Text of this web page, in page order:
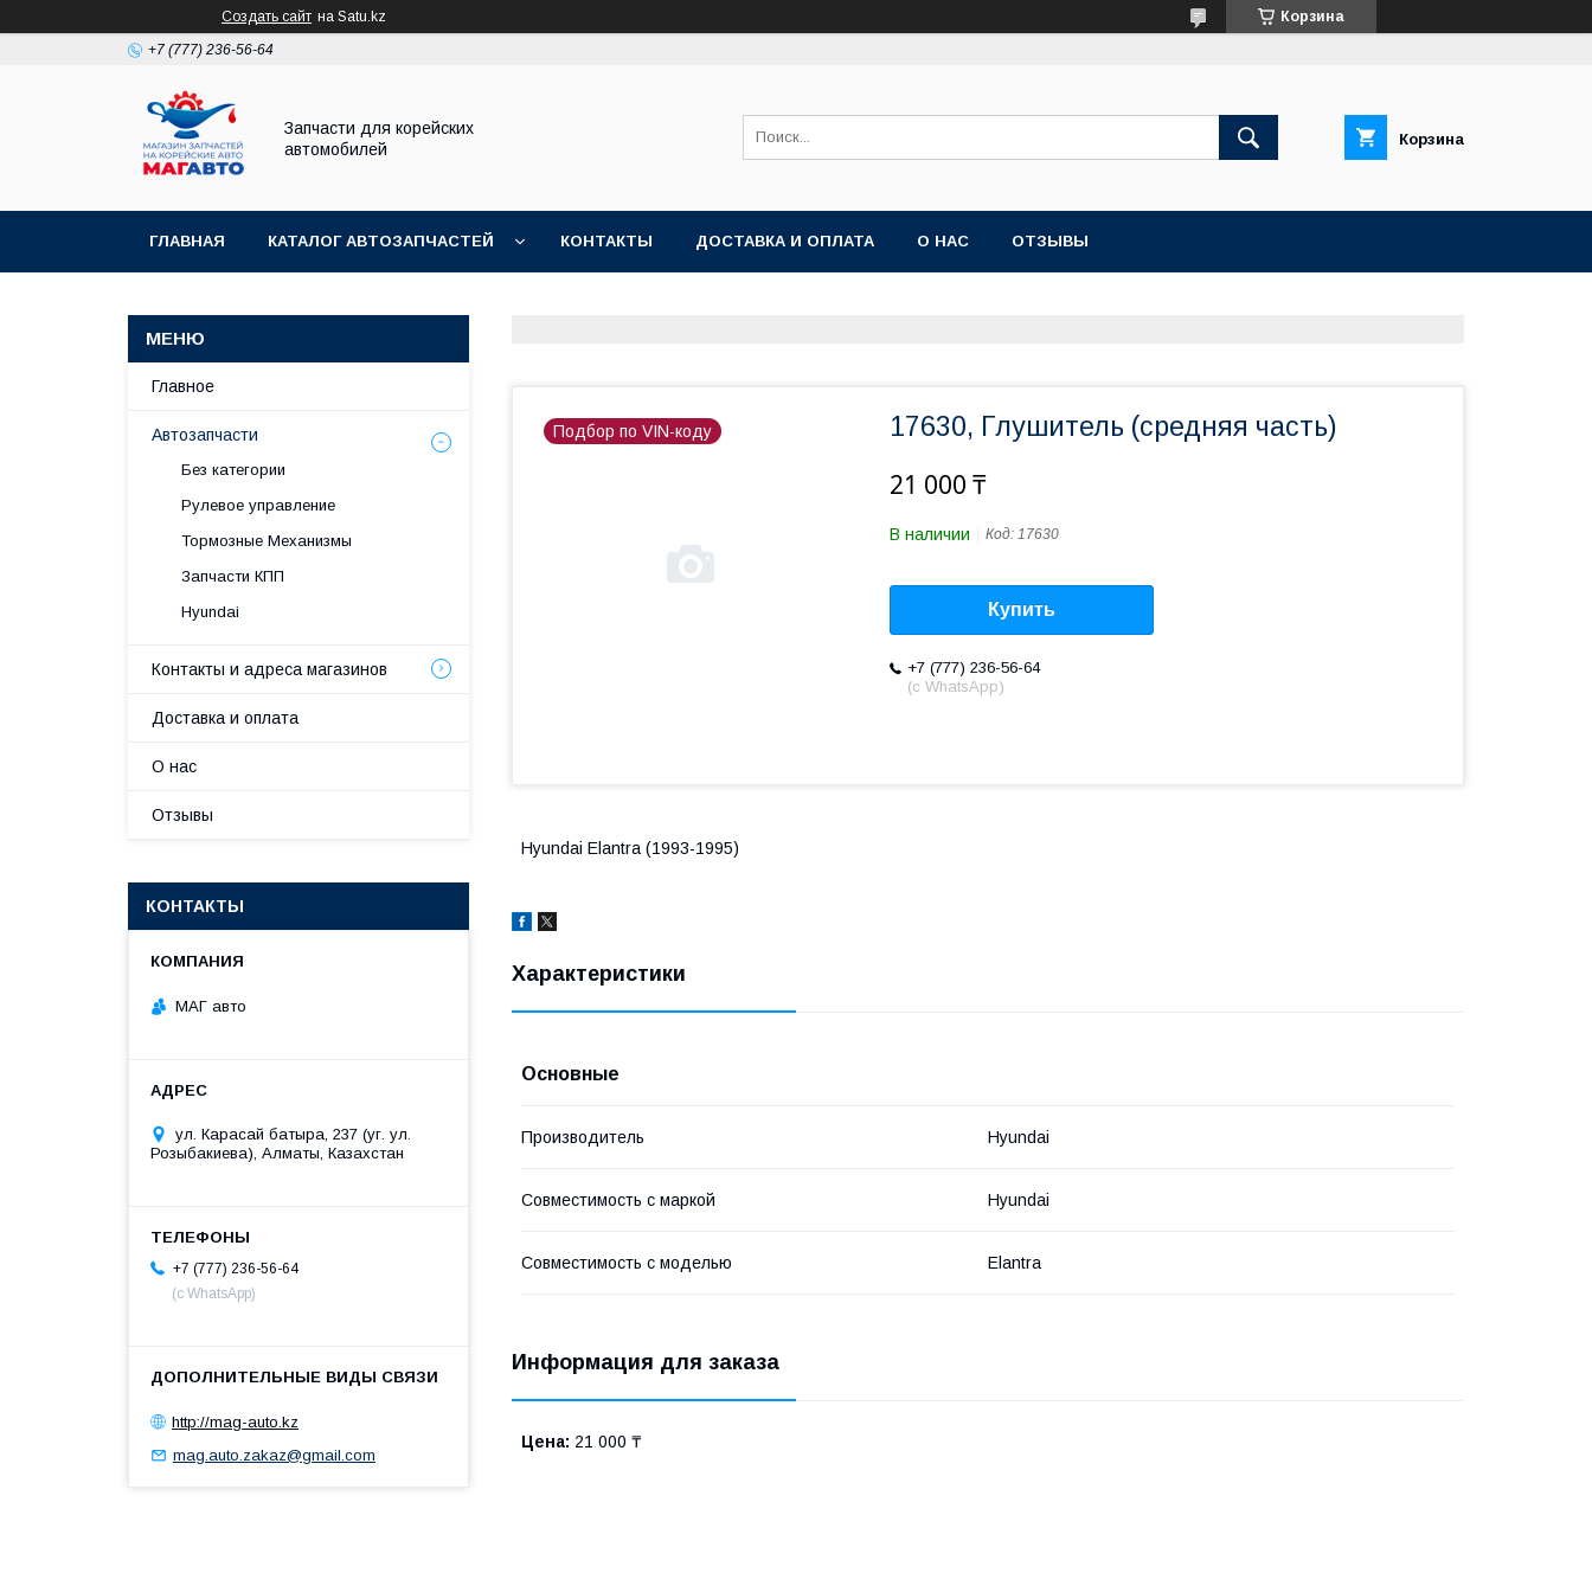
Создать сайт на Satu.kz Корзина
+7 (777) 236-56-64
Запчасти для корейских
автомобилей
Корзина
ГЛАВНАЯ КАТАЛОГ АВТОЗАПЧАСТЕЙ КОНТАКТЫ ДОСТАВКА И ОПЛАТА О НАС ОТЗЫВЫ
Подбор по VIN-коду 17630, Глушитель (средняя часть)
21 000 ₸
В наличии Код: 17630
Купить
+7 (777) 236-56-64
(с WhatsApp)
Hyundai Elantra (1993-1995)
Характеристики
Основные
Производитель Hyundai
Совместимость с маркой Hyundai
Совместимость с моделью Elantra
Информация для заказа
Цена: 21 000 ₸
Главное
Автозапчасти
Без категории
Рулевое управление
Тормозные Механизмы
Запчасти КПП
Hyundai
Контакты и адреса магазинов
Доставка и оплата
О нас
Отзывы
КОНТАКТЫ
МАГ авто
ул. Карасай батыра, 237 (уг. ул.
Розыбакиева), Алматы, Казахстан
+7 (777) 236-56-64
(с WhatsApp)
http://mag-auto.kz
mag.auto.zakaz@gmail.com